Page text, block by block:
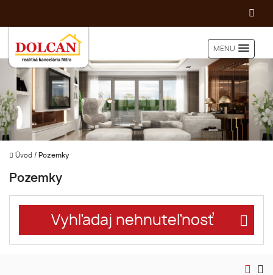
MENU
Úvod / Pozemky
Pozemky
Vyhľadaj nehnuteľnosť